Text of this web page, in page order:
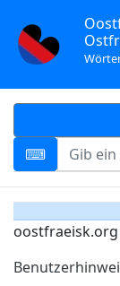
oostfraeisk.org